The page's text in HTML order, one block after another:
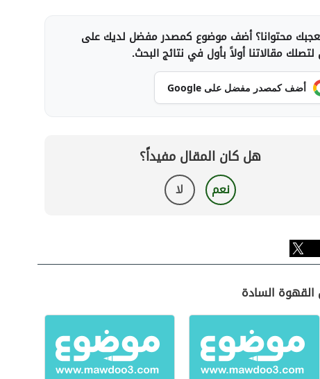
محتوانا؟ أضف موضوع كمصدر مفضل لديك على
مقالاتنا أولاً بأول في نتائج البحث.
أضف كمصدر مفضل على Google
هل كان المقال مفيداً؟
نعم لا
السادة